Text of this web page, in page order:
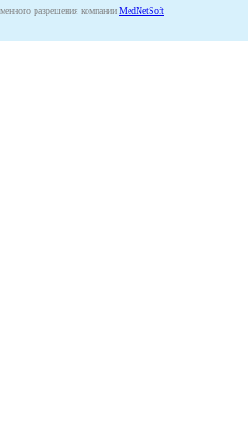
разрешения компании MedNetSoft